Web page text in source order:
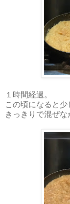
１時間経過。
この頃になると
きっきりで混ぜな